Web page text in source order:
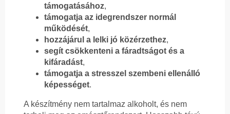
támogatásához,
támogatja az idegrendszer normál
működését,
hozzájárul a lelki jó közérzethez,
segít csökkenteni a fáradtságot és a
kifáradást,
támogatja a stresszel szembeni ellenálló
képességet.
A készítmény nem tartalmaz alkoholt, és nem